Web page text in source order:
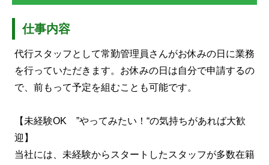
仕事内容
代行スタッフとして常勤管理員さんがお休みの日に業務
を行っていただきます。お休みの日は自分で申請するの
で、前もって予定を組むことも可能です。
【未経験OK ”やってみたい！“の気持ちがあれば大歓
迎】
当社には、未経験からスタートしたスタッフが多数在籍